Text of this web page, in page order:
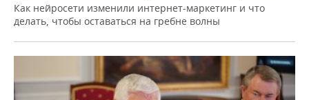
Как нейросети изменили интернет-маркетинг и что
делать, чтобы оставаться на гребне волны